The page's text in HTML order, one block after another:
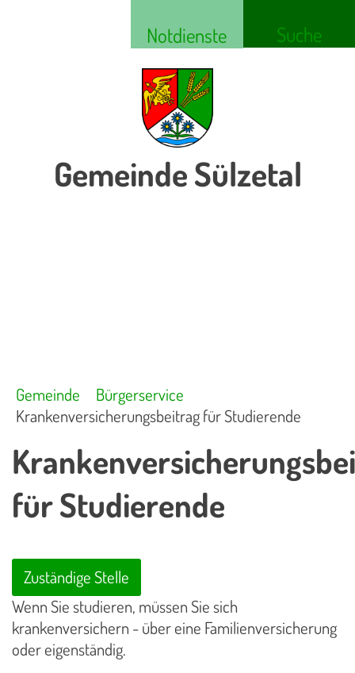
Notdienste Suche
Gemeinde Sülzetal
Gemeinde
Bürgerservice
Krankenversicherungsbeitrag für Studierende
für Studierende
Zuständige Stelle
Wenn Sie studieren, müssen Sie sich
krankenversichern - über eine Familienversicherung
oder eigenständig.